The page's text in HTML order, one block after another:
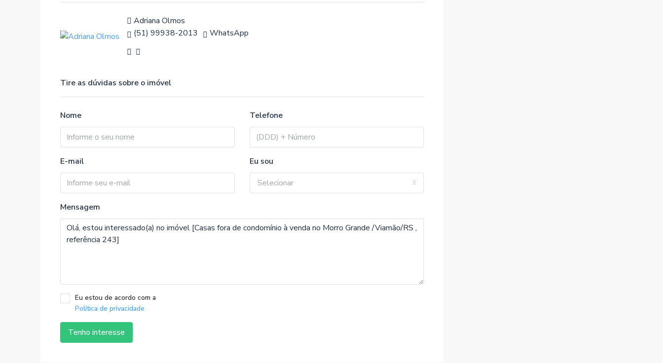
Adriana Olmos
(51) 99938-2013
WhatsApp
Tire as dúvidas sobre o imóvel
Nome Telefone
E-mail
Eu sou
Selecionar
Mensagem
Eu estou de acordo com a
Política de privacidade
Tenho interesse